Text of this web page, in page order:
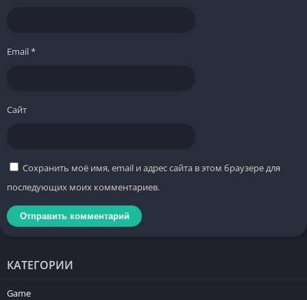
Email*
Сайт
Сохранить моё имя, email и адрес сайта в этом браузере для
последующих моих комментариев.
КАТЕГОРИИ
Game